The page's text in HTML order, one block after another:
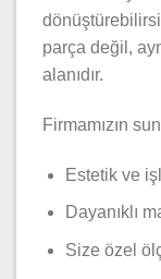
parça değil,
alanıdır.
Firmamızın
Estetik ve
Dayanıklı
Size özel